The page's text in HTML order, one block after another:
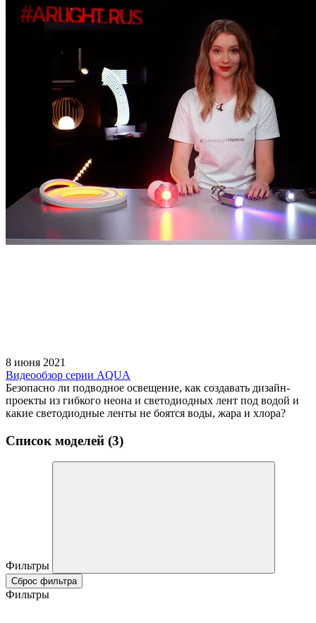
8 июня 2021
Видеообзор серии AQUA
Безопасно ли подводное освещение, как создавать дизайн-
проекты из гибкого неона и светодиодных лент под водой и
какие светодиодные ленты не боятся воды, жара и хлора?
Список моделей (3)
Фильтры
Сброс фильтра
Фильтры